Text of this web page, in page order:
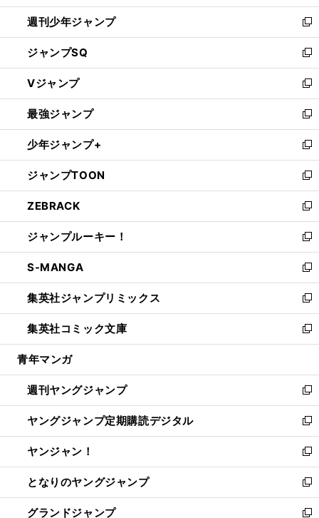
開
く
週刊少年ジャンプ
新
し
い
ウ
ィ
ン
ド
ウ
で
開
く
ジャンプSQ
新
し
い
ウ
ィ
ン
ド
ウ
で
開
く
Vジャンプ
新
し
い
ウ
ィ
ン
ド
ウ
で
開
く
最強ジャンプ
新
し
い
ウ
ィ
ン
ド
ウ
で
開
く
少年ジャンプ+
新
し
い
ウ
ィ
ン
ド
ウ
で
開
く
ジャンプTOON
新
し
い
ウ
ィ
ン
ド
ウ
で
開
く
ZEBRACK
新
し
い
ウ
ィ
ン
ド
ウ
で
開
ジャンプルーキー！
新
し
い
ウ
ィ
ン
ド
ウ
開
く
S-MANGA
新
し
い
ウ
ィ
ン
ウ
で
開
く
集英社ジャンプリミックス
新
し
い
ウ
ン
ド
ウ
で
開
く
集英社コミック文庫
新
し
ウ
ィ
ン
ド
ウ
で
開
く
青年マンガ
週刊ヤングジャンプ
新
し
い
ウ
ィ
ン
ド
ウ
で
ヤングジャンプ定期購読デジタル
新
し
い
ウ
ィ
ン
ド
ヤンジャン！
新
し
い
ウ
ィ
となりのヤングジャンプ
新
し
い
グランドジャンプ